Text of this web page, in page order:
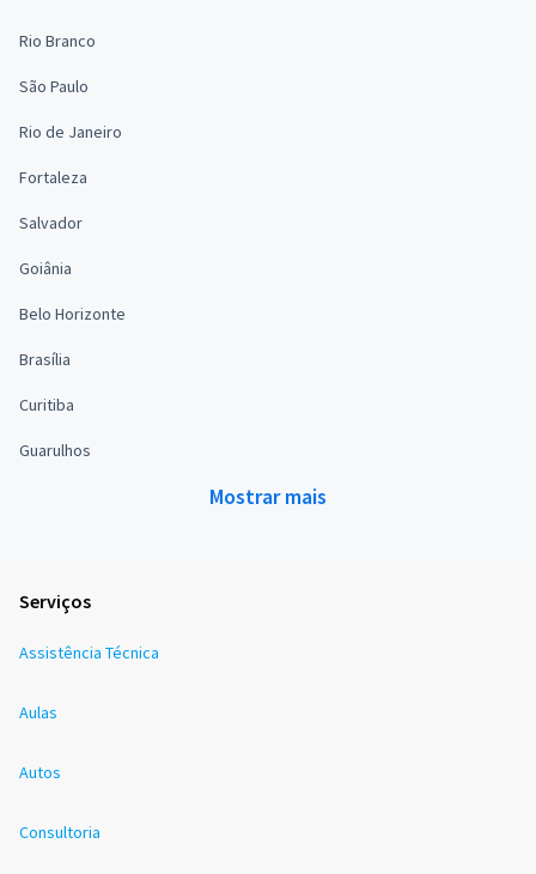
Rio Branco
São Paulo
Rio de Janeiro
Fortaleza
Salvador
Goiânia
Belo Horizonte
Brasília
Curitiba
Guarulhos
Mostrar mais
Serviços
Assistência Técnica
Aulas
Autos
Consultoria